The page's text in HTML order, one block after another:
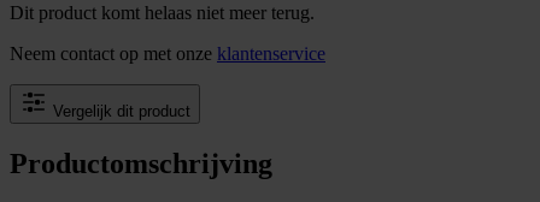
Dit product komt helaas niet meer terug.
Neem contact op met onze klantenservice
Vergelijk dit product
Productomschrijving